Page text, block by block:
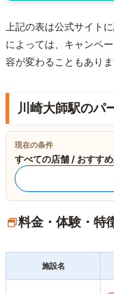
上記の表は公式サイト
によっては、キャンペ
容が変わることもあり
川崎大師駅のパ
現在の条件
すべての店舗 / おすす
料金・体験・特
施設名